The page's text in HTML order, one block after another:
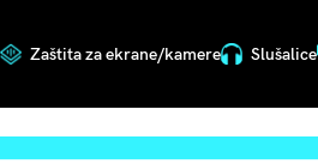
Zaštita za ekrane/kamere Slušalice